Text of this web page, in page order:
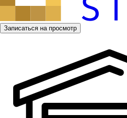
Записаться на просмотр